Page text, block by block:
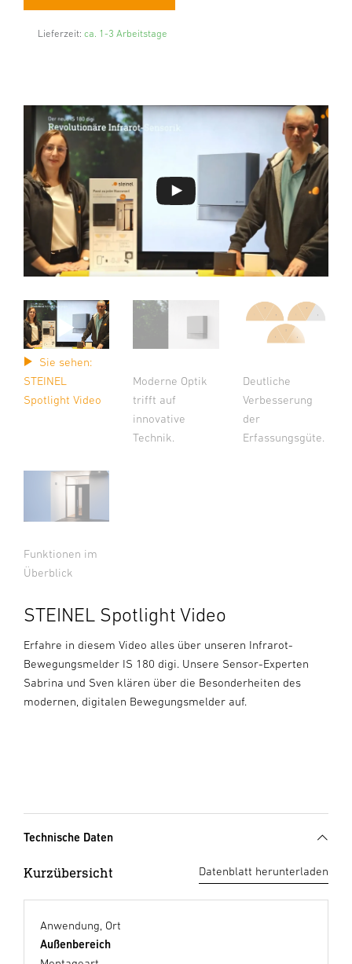
Lieferzeit: ca. 1-3 Arbeitstage
Sie sehen:
STEINEL
Spotlight Video
Moderne Optik
trifft auf
innovative
Technik.
Deutliche
Verbesserung
der
Erfassungsgüte.
Funktionen im
Überblick
STEINEL Spotlight Video
Erfahre in diesem Video alles über unseren Infrarot-
Bewegungsmelder IS 180 digi. Unsere Sensor-Experten
Sabrina und Sven klären über die Besonderheiten des
modernen, digitalen Bewegungsmelder auf.
Technische Daten
Kurzübersicht Datenblatt herunterladen
Anwendung, Ort
Außenbereich